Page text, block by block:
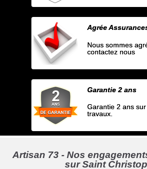
Agrée
Nous sommes
contactez nous
Garantie 2 ans
Garantie 2 ans
travaux.
Artisan 73 - Nos
sur Saint